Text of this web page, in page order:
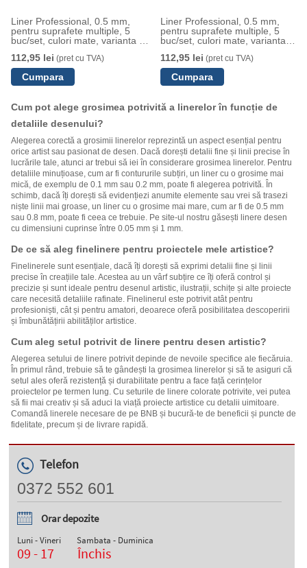
Liner Professional, 0.5 mm,
pentru suprafete multiple, 5
buc/set, culori mate, varianta 2,
112,95 lei (pret cu TVA)
Liner Professional, 0.5 mm,
pentru suprafete multiple, 5
buc/set, culori mate, varianta
112,95 lei (pret cu TVA)
Cum pot alege grosimea potrivită a linerelor în funcție de
detaliile desenului?
Alegerea corectă a grosimii linerelor reprezintă un aspect esențial pentru
orice artist sau pasionat de desen. Dacă dorești detalii fine și linii precise în
lucrările tale, atunci ar trebui să iei în considerare grosimea linerelor. Pentru
detaliile minuțioase, cum ar fi contururile subțiri, un liner cu o grosime mai
mică, de exemplu de 0.1 mm sau 0.2 mm, poate fi alegerea potrivită. În
schimb, dacă îți dorești să evidențiezi anumite elemente sau vrei să trasezi
niște linii mai groase, un liner cu o grosime mai mare, cum ar fi de 0.5 mm
sau 0.8 mm, poate fi ceea ce trebuie. Pe site-ul nostru găsești linere desen
cu dimensiuni cuprinse între 0.05 mm și 1 mm.
De ce să aleg finelinere pentru proiectele mele artistice?
Finelinerele sunt esențiale, dacă îți dorești să exprimi detalii fine și linii
precise în creațiile tale. Acestea au un vârf subțire ce îți oferă control și
precizie și sunt ideale pentru desenul artistic, ilustrații, schițe și alte proiecte
care necesită detaliile rafinate. Finelinerul este potrivit atât pentru
profesioniști, cât și pentru amatori, deoarece oferă posibilitatea descoperirii
și îmbunătățirii abilităților artistice.
Cum aleg setul potrivit de linere pentru desen artistic?
Alegerea setului de linere potrivit depinde de nevoile specifice ale fiecăruia.
În primul rând, trebuie să te gândești la grosimea linerelor și să te asiguri că
setul ales oferă rezistență și durabilitate pentru a face față cerințelor
proiectelor pe termen lung. Cu seturile de linere colorate potrivite, vei putea
să fii mai creativ și să aduci la viață proiecte artistice cu detalii uimitoare.
Comandă linerele necesare de pe BNB și bucură-te de beneficii și puncte de
fidelitate, precum și de livrare rapidă.
Telefon
0372 552 601
Orar depozite
Luni - Vineri
09 - 17
Sambata - Duminica
Închis